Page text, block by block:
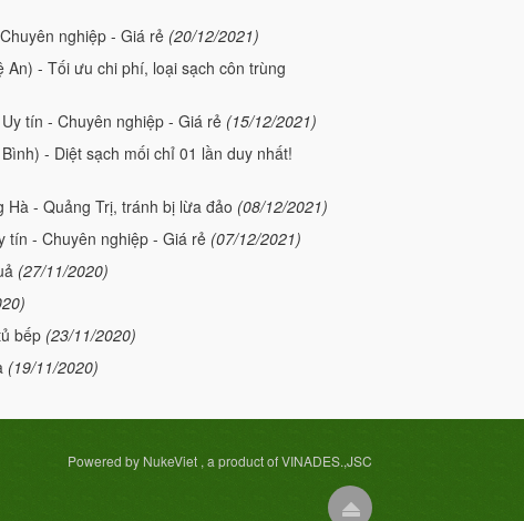
nghiệp - Giá rẻ (20/12/2021)
- Tối ưu chi phí, loại sạch côn trùng
tín - Chuyên nghiệp - Giá rẻ (15/12/2021)
- Diệt sạch mối chỉ 01 lần duy nhất!
- Quảng Trị, tránh bị lừa đảo (08/12/2021)
tín - Chuyên nghiệp - Giá rẻ (07/12/2021)
(27/11/2020)
bếp (23/11/2020)
(19/11/2020)
Powered by NukeViet , a product of VINADES.,JSC